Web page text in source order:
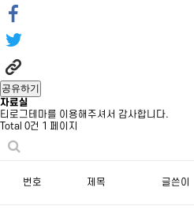
공유하기
자료실
티로그테마를 이용해주셔서 감사합니다.
Total 0건 1 페이지
번호 제목 글쓴이